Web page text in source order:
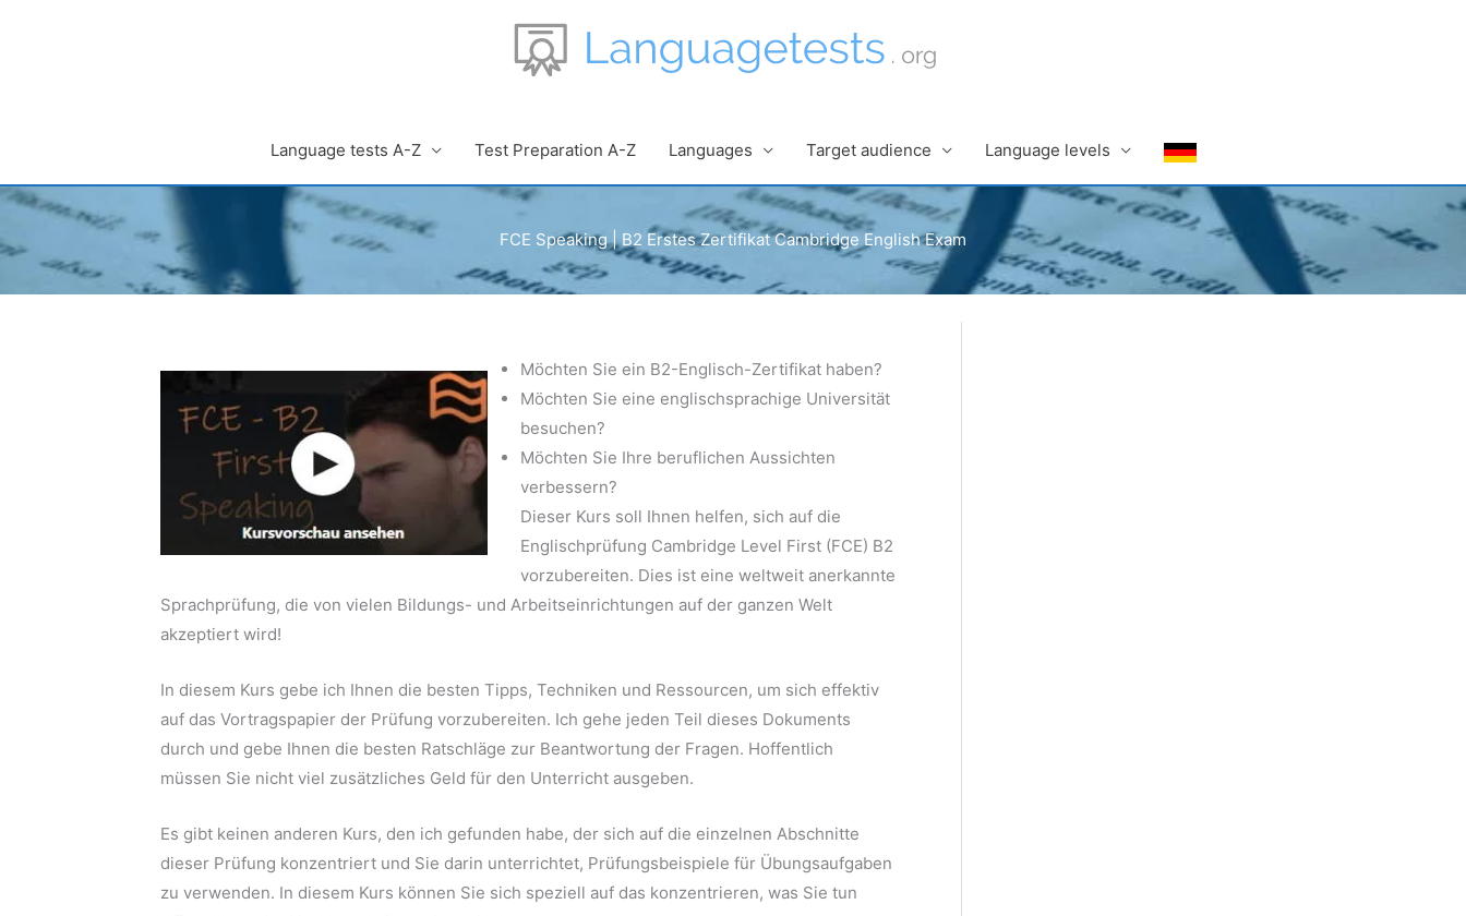
Language tests A-Z Test Preparation A-Z Languages Target audience Language levels
FCE Speaking | B2 Erstes Zertifikat Cambridge English Exam
Möchten Sie ein B2-Englisch-Zertifikat haben?
Möchten Sie eine englischsprachige Universität
besuchen?
Möchten Sie Ihre beruflichen Aussichten
verbessern?
Dieser Kurs soll Ihnen helfen, sich auf die
Englischprüfung Cambridge Level First (FCE) B2
vorzubereiten. Dies ist eine weltweit anerkannte
Sprachprüfung, die von vielen Bildungs- und Arbeitseinrichtungen auf der ganzen Welt
akzeptiert wird!
In diesem Kurs gebe ich Ihnen die besten Tipps, Techniken und Ressourcen, um sich effektiv
auf das Vortragspapier der Prüfung vorzubereiten. Ich gehe jeden Teil dieses Dokuments
durch und gebe Ihnen die besten Ratschläge zur Beantwortung der Fragen. Hoffentlich
müssen Sie nicht viel zusätzliches Geld für den Unterricht ausgeben.
Es gibt keinen anderen Kurs, den ich gefunden habe, der sich auf die einzelnen Abschnitte
dieser Prüfung konzentriert und Sie darin unterrichtet, Prüfungsbeispiele für Übungsaufgaben
zu verwenden. In diesem Kurs können Sie sich speziell auf das konzentrieren, was Sie tun